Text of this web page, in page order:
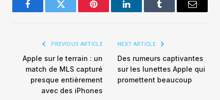
FacebookTwitter Pinterest LinkedInTumblr Email
PREVIOUS ARTICLE
Apple sur le terrain : un
match de MLS capturé
presque entièrement
avec des iPhones
NEXT ARTICLE
Des rumeurs captivantes
sur les lunettes Apple qui
promettent beaucoup